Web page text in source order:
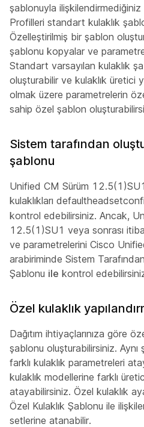
şablonuyla ilişkilendirmediğiniz
Profilleri standart kulaklık
Özelleştirilmiş bir şablon
şablonu kopyalar ve
Standart varsayılan kulaklık
oluşturabilir ve kulaklık üretici
olmak üzere parametrelerin
sahip özel şablon
Sistem tarafından
şablonu
Unified CM Sürüm
kulaklıkları
kontrol edebilirsiniz. Ancak,
12.5(1)SU1 veya sonrası
ve parametrelerini Cisco
arabiriminde Sistem
Şablonu ile kontrol
Özel kulaklık
Dağıtım ihtiyaçlarınıza göre
şablonu oluşturabilirsiniz.
farklı kulaklık parametreleri
kulaklık modellerine farklı
atayabilirsiniz. Özel kulaklık
Özel Kulaklık Şablonu ile
setlerine atanabilir.